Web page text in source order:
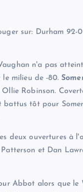
sur: Durham 92-
n'a pas
le milieu de -80.
Robinson.
battus tôt pour
deux ouvertures à
et Dan
Abbot alors que le